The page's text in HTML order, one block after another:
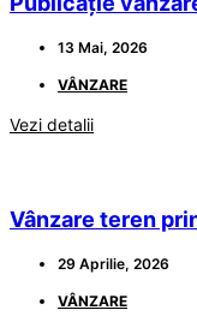
13 Mai, 2026
VÂNZARE
Vezi detalii
Vânzare teren
29 Aprilie, 2026
VÂNZARE